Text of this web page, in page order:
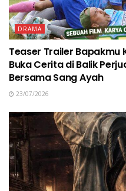
DRAMA
Teaser Trailer Bapakmu
Buka Cerita di Balik
Bersama Sang Ayah
23/07/2026